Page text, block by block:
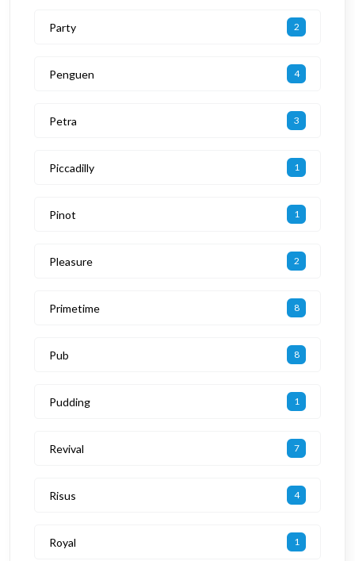
Party 2
Penguen 4
Petra 3
Piccadilly 1
Pinot 1
Pleasure 2
Primetime 8
Pub 8
Pudding 1
Revival 7
Risus 4
Royal 1